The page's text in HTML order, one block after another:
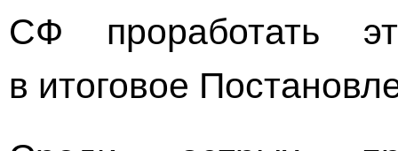
СФ проработать
в итоговое